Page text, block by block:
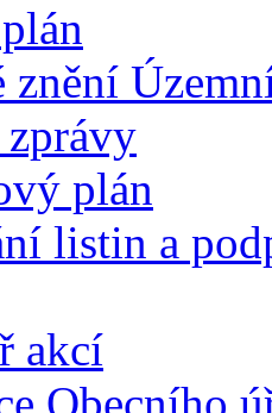
znění
plán
listin a
akcí
Obecního